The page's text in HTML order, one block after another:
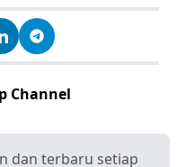
Channel
dan terbaru setiap